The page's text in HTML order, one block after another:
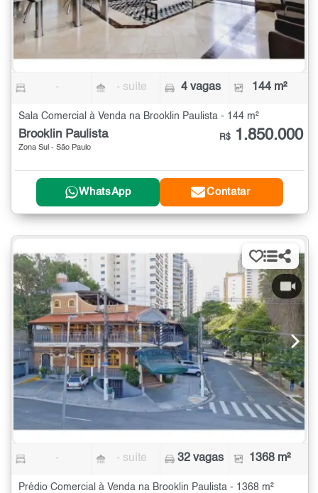
- - suíte 4 vagas 144 m²
Sala Comercial à Venda na Brooklin Paulista - 144 m²
Brooklin Paulista
Zona Sul - São Paulo
R$ 1.850.000
WhatsApp Contatar
- - suíte 32 vagas 1368 m²
Prédio Comercial à Venda na Brooklin Paulista - 1368 m²